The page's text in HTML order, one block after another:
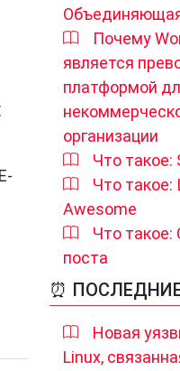
Почему
является
платформой
организации
Что такое:
Что
Awesome
Что такое:
поста
⏰
Новая
Linux,